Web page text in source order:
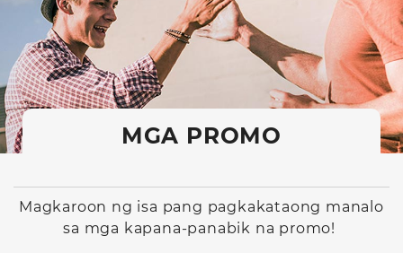
MGA PROMO
Magkaroon ng isa pang pagkakataong manalo
sa mga kapana-panabik na promo!